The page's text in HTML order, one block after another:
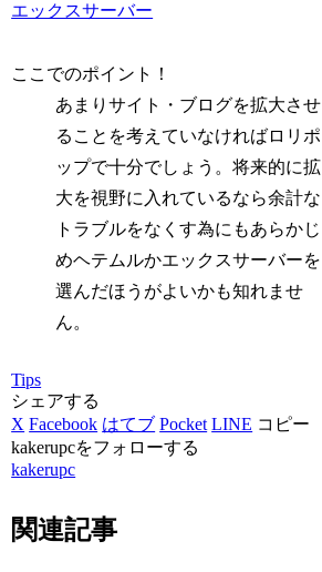
エックスサーバー
ここでのポイント！
あまりサイト・ブログを拡大させ
ることを考えていなければロリポ
ップで十分でしょう。将来的に拡
大を視野に入れているなら余計な
トラブルをなくす為にもあらかじ
めヘテムルかエックスサーバーを
選んだほうがよいかも知れませ
ん。
Tips
シェアする
X Facebook はてブ Pocket LINE コピー
kakerupcをフォローする
kakerupc
関連記事